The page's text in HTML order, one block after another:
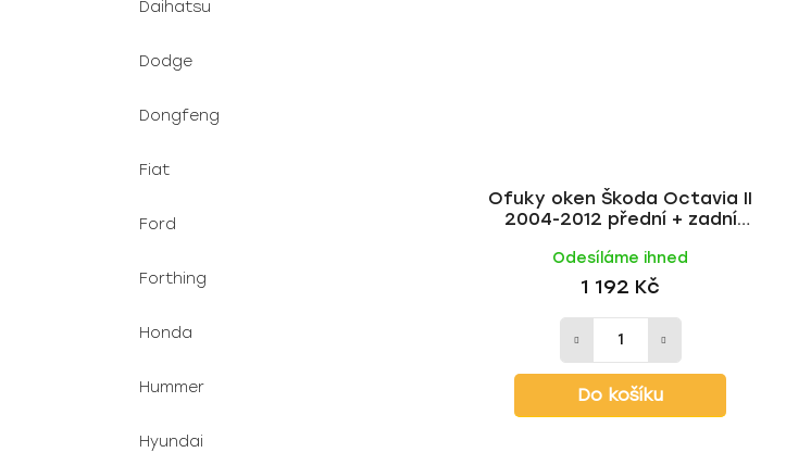
Daihatsu
Dodge
Dongfeng
Fiat
Ford
Forthing
Honda
Hummer
Hyundai
Ofuky oken Škoda Octavia II
2004-2012 přední + zadní
Odesíláme ihned
1 192 Kč
Do košíku